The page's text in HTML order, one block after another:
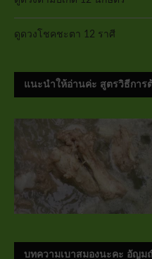
ดูดวงโชคชะตา 12 ราศี
แนะนำให้อ่านค่ะ สูตรวิธีการ
บทความเบาสมองนะคะ อัญม